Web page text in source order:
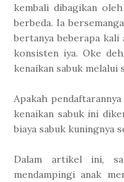
kembali dibagikan
berbeda. Ia
bertanya beberapa kali
konsisten iya. Oke
kenaikan sabuk melalui
Apakah
kenaikan sabuk ini
biaya sabuk kuningnya
Dalam artikel ini,
mendampingi anak